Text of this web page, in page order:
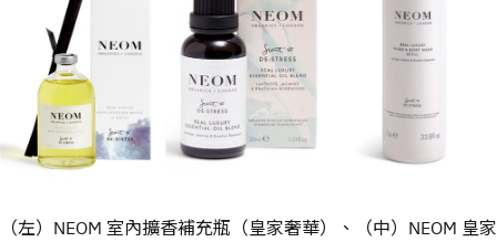
（左）NEOM 室內擴香補充瓶（皇家奢華）、（中）NEOM 皇家